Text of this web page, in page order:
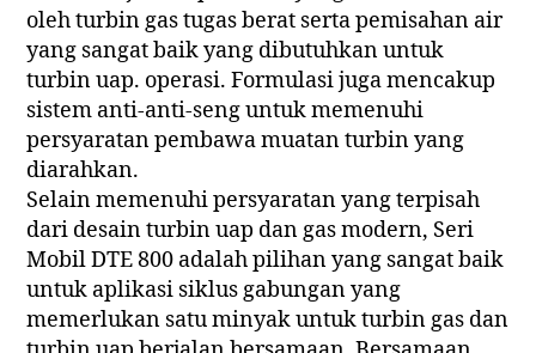
oleh turbin gas tugas berat serta pemisahan air
yang sangat baik yang dibutuhkan untuk
turbin uap. operasi. Formulasi juga mencakup
sistem anti-anti-seng untuk memenuhi
persyaratan pembawa muatan turbin yang
diarahkan.
Selain memenuhi persyaratan yang terpisah
dari desain turbin uap dan gas modern, Seri
Mobil DTE 800 adalah pilihan yang sangat baik
untuk aplikasi siklus gabungan yang
memerlukan satu minyak untuk turbin gas dan